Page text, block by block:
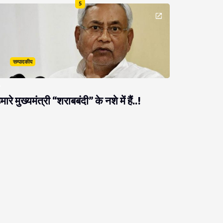
5
सम्पादकीय
मुख्यमंत्री “शराबबंदी” के नशे में हैं..!